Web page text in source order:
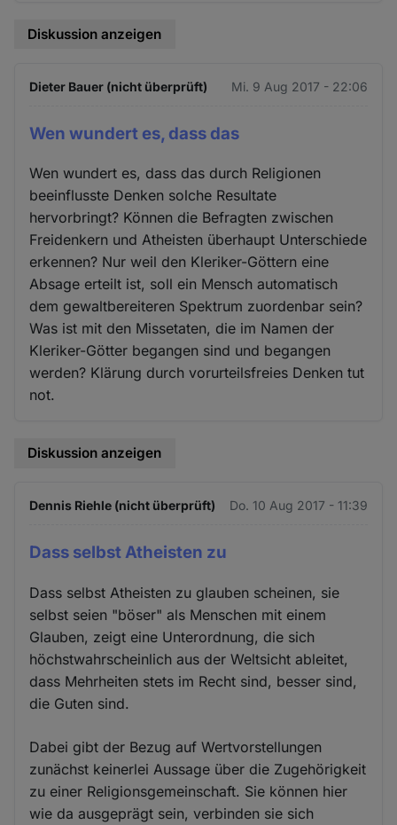
Diskussion anzeigen
Dieter Bauer (nicht überprüft) Mi. 9 Aug 2017 - 22:06
Wen wundert es, dass das
Wen wundert es, dass das durch Religionen
beeinflusste Denken solche Resultate
hervorbringt? Können die Befragten zwischen
Freidenkern und Atheisten überhaupt Unterschiede
erkennen? Nur weil den Kleriker-Göttern eine
Absage erteilt ist, soll ein Mensch automatisch
dem gewaltbereiteren Spektrum zuordenbar sein?
Was ist mit den Missetaten, die im Namen der
Kleriker-Götter begangen sind und begangen
werden? Klärung durch vorurteilsfreies Denken tut
not.
Diskussion anzeigen
Dennis Riehle (nicht überprüft) Do. 10 Aug 2017 - 11:39
Dass selbst Atheisten zu
Dass selbst Atheisten zu glauben scheinen, sie
selbst seien "böser" als Menschen mit einem
Glauben, zeigt eine Unterordnung, die sich
höchstwahrscheinlich aus der Weltsicht ableitet,
dass Mehrheiten stets im Recht sind, besser sind,
die Guten sind.
Dabei gibt der Bezug auf Wertvorstellungen
zunächst keinerlei Aussage über die Zugehörigkeit
zu einer Religionsgemeinschaft. Sie können hier
wie da ausgeprägt sein, verbinden sie sich